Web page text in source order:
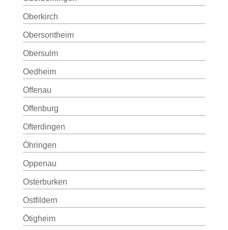
Oberkirch
Obersontheim
Obersulm
Oedheim
Offenau
Offenburg
Ofterdingen
Öhringen
Oppenau
Osterburken
Ostfildern
Ötigheim